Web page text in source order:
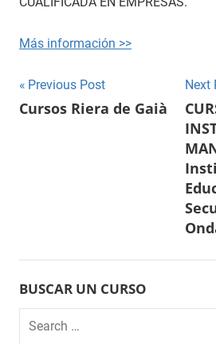
Más información >>
Navegación
de
Previous Post
Cursos Riera de Gaià
Next
BUSCAR UN CURSO
Search